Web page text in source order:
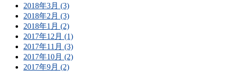
2018年3月 (3)
2018年2月 (3)
2018年1月 (2)
2017年12月 (1)
2017年11月 (3)
2017年10月 (2)
2017年9月 (2)